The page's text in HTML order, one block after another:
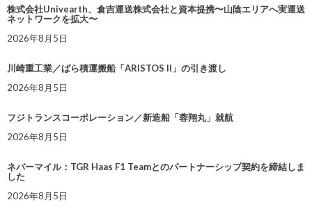
株式会社Univearth、倉吉運送株式会社と資本提携〜山陰エリアへ実運送
ネットワークを拡大〜
2026年8月5日
川崎重工業／ばら積運搬船「ARISTOS II」の引き渡し
2026年8月5日
フジトランスコーポレーション／新造船「蓉翔丸」就航
2026年8月5日
ネバーマイル：TGR Haas F1 Teamとのパートナーシップ契約を締結しま
した
2026年8月5日